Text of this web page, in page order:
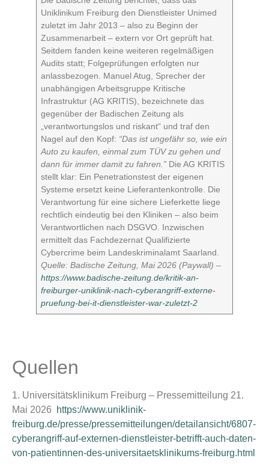
Uniklinikum Freiburg den Dienstleister Unimed
zuletzt im Jahr 2013 – also zu Beginn der
Zusammenarbeit – extern vor Ort geprüft hat.
Seitdem fanden keine weiteren regelmäßigen
Audits statt; Folgeprüfungen erfolgten nur
anlassbezogen. Manuel Atug, Sprecher der
unabhängigen Arbeitsgruppe Kritische
Infrastruktur (AG KRITIS), bezeichnete das
gegenüber der Badischen Zeitung als
„verantwortungslos und riskant“ und traf den
Nagel auf den Kopf: “Das ist ungefähr so, wie ein
Auto zu kaufen, einmal zum TÜV zu gehen und
dann für immer damit zu fahren.” Die AG KRITIS
stellt klar: Ein Penetrationstest der eigenen
Systeme ersetzt keine Lieferantenkontrolle. Die
Verantwortung für eine sichere Lieferkette liege
rechtlich eindeutig bei den Kliniken – also beim
Verantwortlichen nach DSGVO. Inzwischen
ermittelt das Fachdezernat Qualifizierte
Cybercrime beim Landeskriminalamt Saarland.
Quelle: Badische Zeitung, Mai 2026 (Paywall) –
https://www.badische-zeitung.de/kritik-an-
freiburger-uniklinik-nach-cyberangriff-externe-
pruefung-bei-it-dienstleister-war-zuletzt-2
Quellen
1. Universitätsklinikum Freiburg – Pressemitteilung 21.
Mai 2026
https://www.uniklinik-
freiburg.de/presse/pressemitteilungen/detailansicht/6807-
cyberangriff-auf-externen-dienstleister-betrifft-auch-daten-
von-patientinnen-des-universitaetsklinikums-freiburg.html